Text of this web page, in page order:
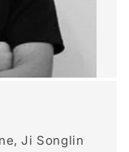
Ji Songlin